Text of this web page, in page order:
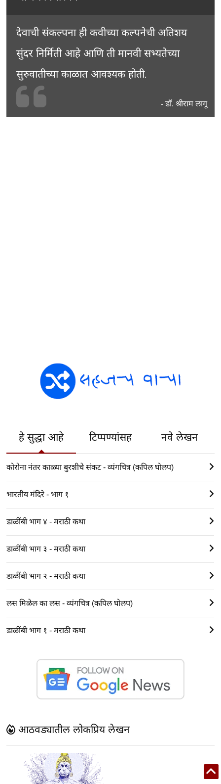
देवाची संकल्पना ही कवीच्या कल्पनेची अतिशय
सुंदर निर्मिती आहे आणि ती मानवी सभ्यतेच्या
सुरुवातीच्या काळात आवश्यक होती.
- डॉ. श्रीराम लागू
हे सुद्धा आहे टिप्पण्यांसह नवे लेखन
कोरोना नंतर काळ्या बुरशीचे संकट - व्यंगचित्र (कपिल घोलप)
भारतीय मंदिरे - भाग १
डाळींबी भाग ४ - मराठी कथा
डाळींबी भाग ३ - मराठी कथा
डाळींबी भाग २ - मराठी कथा
लस मिळेल का लस - व्यंगचित्र (कपिल घोलप)
डाळींबी भाग १ - मराठी कथा
आठवड्यातील लोकप्रिय लेखन